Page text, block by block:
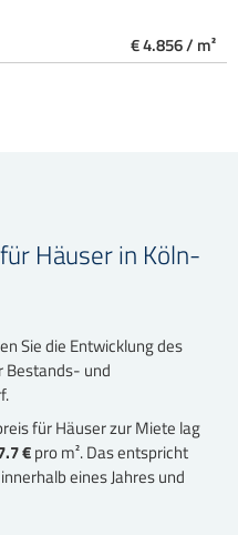
€ 4.856 / m²
Häuser in Köln-
Sie die Entwicklung des
Bestands- und
für Häuser zur Miete lag
€pro m². Das entspricht
eines Jahres und